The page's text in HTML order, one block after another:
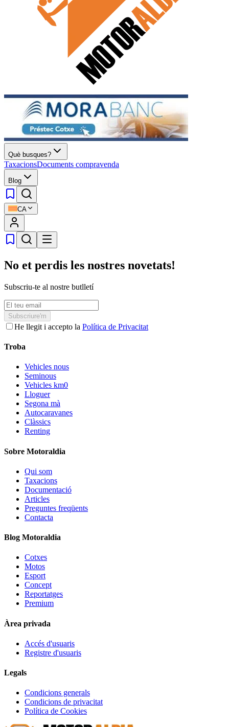
Què busques?
TaxacionsDocuments compravenda
Blog
CA
No et perdis les nostres novetats!
Subscriu-te al nostre butlletí
Subscriure'm
He llegit i accepto la Política de Privacitat
Troba
Vehicles nous
Seminous
Vehicles km0
Lloguer
Segona mà
Autocaravanes
Clàssics
Renting
Sobre Motoraldia
Qui som
Taxacions
Documentació
Articles
Preguntes freqüents
Contacta
Blog Motoraldia
Cotxes
Motos
Esport
Concept
Reportatges
Premium
Àrea privada
Accés d'usuaris
Registre d'usuaris
Legals
Condicions generals
Condicions de privacitat
Política de Cookies